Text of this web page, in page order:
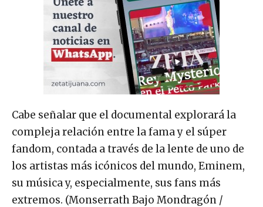
Cabe señalar que el documental explorará la
compleja relación entre la fama y el súper
fandom, contada a través de la lente de uno de
los artistas más icónicos del mundo, Eminem,
su música y, especialmente, sus fans más
extremos. (Monserrath Bajo Mondragón /